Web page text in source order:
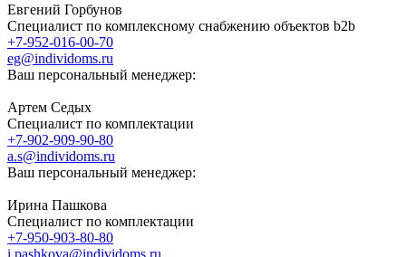
Евгений Горбунов
Специалист по комплексному снабжению объектов b2b
+7-952-016-00-70
eg@individoms.ru
Ваш персональный менеджер:
Артем Седых
Специалист по комплектации
+7-902-909-90-80
a.s@individoms.ru
Ваш персональный менеджер:
Ирина Пашкова
Специалист по комплектации
+7-950-903-80-80
i.pashkova@individoms.ru